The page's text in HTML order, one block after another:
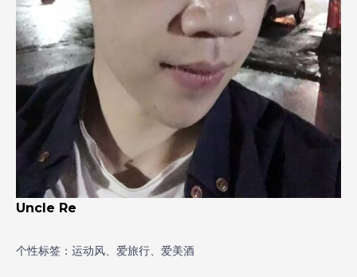
Uncle Re
个性标签：运动风、爱旅行、爱美酒